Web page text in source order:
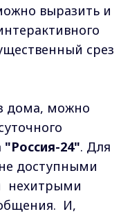
выразить и
срез
дома, можно
"Россия-24". Для
доступными
нехитрыми
И,